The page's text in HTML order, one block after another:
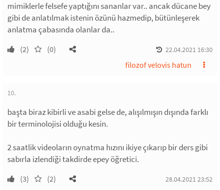
mimiklerle felsefe yaptığını sananlar var.. ancak dücane bey
gibi de anlatılmak istenin özünü hazmedip, bütünleşerek
anlatma çabasında olanlar da..
(2) (0) 22.04.2021 16:30
filozof velovis hatun
10.
başta biraz kibirli ve asabi gelse de, alışılmışın dışında farklı
bir terminolojisi olduğu kesin.
2 saatlik videoların oynatma hızını ikiye çıkarıp bir ders gibi
sabırla izlendiği takdirde epey öğretici.
(3) (2) 28.04.2021 23:52